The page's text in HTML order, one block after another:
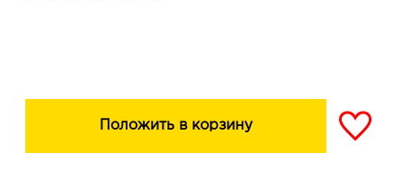
Положить в корзину